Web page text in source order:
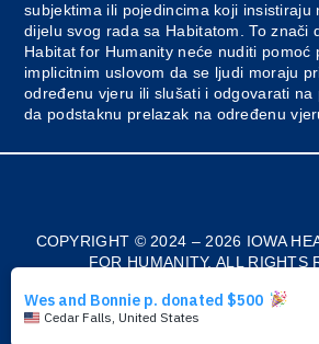
subjektima ili pojedincima koji insistiraju
dijelu svog rada sa Habitatom. To znači
Habitat for Humanity neće nuditi pomoć
implicitnim uslovom da se ljudi moraju
određenu vjeru ili slušati i odgovarati na
da podstaknu prelazak na određenu
COPYRIGHT © 2024 – 2026 IOWA
FOR HUMANITY. ALL RIGHTS
English
Spanish